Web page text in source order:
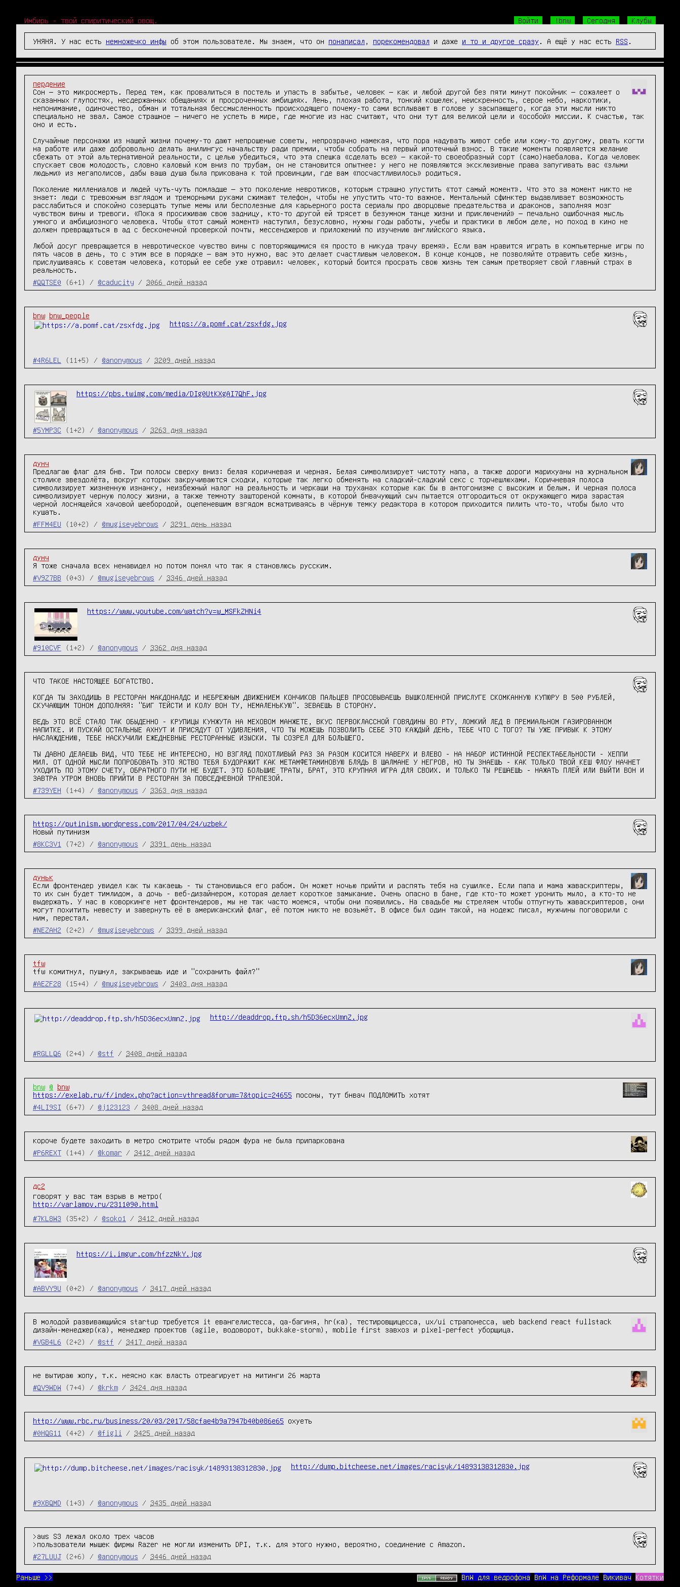
Имбирь - твой спиритический овощ. Войти !bnw Сегодня Клубы
УНЯНЯ. У нас есть немножечко инфы об этом пользователе. Мы знаем, что он понаписал порекомендовал и даже и то и другое сразу . А ещё у нас есть RSS
пердение
Сон — это микросмерть. Перед тем, как провалиться в постель и упасть в забытье, человек — как и любой другой без пяти минут покойник — сожалеет о
сказанных глупостях, несдержанных обещаниях и просроченных амбициях. Лень, плохая работа, тонкий кошелек, неискренность, серое небо, наркотики,
непонимание, одиночество, обман и тотальная бессмысленность происходящего почему-то сами всплывают в голове у засыпающего, когда эти мысли никто
специально не звал. Самое страшное — ничего не успеть в мире, где многие из нас считают, что они тут для великой цели и «особой» миссии. К счастью, так
оно и есть.
Случайные персонажи из нашей жизни почему-то дают непрошеные советы, непрозрачно намекая, что пора надувать живот себе или кому-то другому, рвать когти
на работе или даже добровольно делать анилингус начальству ради премии, чтобы собрать на первый ипотечный взнос. В такие моменты появляется желание
сбежать от этой альтернативной реальности, с целью убедиться, что эта спешка «сделать все» — какой-то своеобразный сорт (само)наебалова. Когда человек
спускает свою молодость, словно каловый ком вниз по трубам, он не становится опытнее: у него не появляются эксклюзивные права запугивать вас «злыми
людьми» из мегаполисов, дабы ваша душа была прикована к той провинции, где вам «посчастливилось» родиться.
Поколение миллениалов и людей чуть-чуть помладше — это поколение невротиков, которым страшно упустить «тот самый момент». Что это за момент никто не
знает: люди с тревожным взглядом и треморными руками сжимают телефон, чтобы не упустить что-то важное. Ментальный сфинктер выдавливает возможность
расслабиться и спокойно созерцать тупые мемы или бесполезные для карьерного роста сериалы про дворцовые предательства и драконов, заполняя мозг
чувством вины и тревоги. «Пока я просиживаю свою задницу, кто-то другой ей трясет в безумном танце жизни и приключений» — печально ошибочная мысль
умного и амбициозного человека. Чтобы «тот самый момент» наступил, безусловно, нужны годы работы, учебы и практики в любом деле, но поход в кино не
должен превращаться в ад с бесконечной проверкой почты, мессенджеров и приложений по изучению английского языка.
Любой досуг превращается в невротическое чувство вины с повторяющимися «я просто в никуда трачу время». Если вам нравится играть в компьютерные игры по
пять часов в день, то с этим все в порядке — вам это нужно, вас это делает счастливым человеком. В конце концов, не позволяйте отравить себе жизнь,
прислушиваясь к советам человека, который ее себе уже отравил: человек, который боится просрать свою жизнь тем самым претворяет свой главный страх в
реальность.
#QQTSE0
(6+1) / @caducity / 3066 дней назад
bnw bnw_people
https://a.pomf.cat/zsxfdg.jpg
#4R6LEL (11+5) / @anonymous / 3209 дней назад
https://pbs.twimg.com/media/DIg0UtKXgAI7QhF.jpg
#5YMP3C (1+2) / @anonymous / 3263 дня назад
дунч
Предлагаю флаг для бнв. Три полосы сверху вниз: белая коричневая и черная. Белая символизирует чистоту напа, а также дороги марихуаны на журнальном
столике звездолёта, вокруг которых закручиваются сходки, которые так легко обменять на сладкий-сладкий секс с торчешлюхами. Коричневая полоса
символизирует жизненную изнанку, неизбежный налог на реальность и черкаши на труханах которые как бы в антогонизме с высоким и белым. И черная полоса
символизирует черную полосу жизни, а также темноту заштореной комнаты, в которой бнвачующий сыч пытается отгородиться от окружающего мира зарастая
черной лоснящейся хачовой шеебородой, оцепеневшим взгядом всматриваясь в чёрную темку редактора в котором приходится пилить что-то, чтобы было что
кушать.
#FFM4EU
(10+2) / @mugiseyebrows / 3291 день назад
дунч
Я тоже сначала всех ненавидел но потом понял что так я становлюсь русским.
#V9Z7BB
(0+3) / @mugiseyebrows / 3346 дней назад
https://www.youtube.com/watch?v=w_MSFkZHNi4
#910CVF (1+2) / @anonymous / 3362 дня назад
ЧТО ТАКОЕ НАСТОЯЩЕЕ БОГАТСТВО.
КОГДА ТЫ ЗАХОДИШЬ В РЕСТОРАН МАКДОНАЛДС И НЕБРЕЖНЫМ ДВИЖЕНИЕМ КОНЧИКОВ ПАЛЬЦЕВ ПРОСОВЫВАЕШЬ ВЫШКОЛЕННОЙ ПРИСЛУГЕ СКОМКАННУЮ КУПЮРУ В 500 РУБЛЕЙ,
СКУЧАЮЩИМ ТОНОМ ДОПОЛНЯЯ: "БИГ ТЕЙСТИ И КОЛУ ВОН ТУ, НЕМАЛЕНЬКУЮ". ЗЕВАЕШЬ В СТОРОНУ.
ВЕДЬ ЭТО ВСЁ СТАЛО ТАК ОБЫДЕННО - КРУПИЦЫ КУНЖУТА НА МЕХОВОМ МАНЖЕТЕ, ВКУС ПЕРВОКЛАССНОЙ ГОВЯДИНЫ ВО РТУ, ЛОМКИЙ ЛЕД В ПРЕМИАЛЬНОМ ГАЗИРОВАННОМ
НАПИТКЕ. И ПУСКАЙ ОСТАЛЬНЫЕ АХНУТ И ПРИСЯДУТ ОТ УДИВЛЕНИЯ, ЧТО ТЫ МОЖЕШЬ ПОЗВОЛИТЬ СЕБЕ ЭТО КАЖДЫЙ ДЕНЬ, ТЕБЕ ЧТО С ТОГО? ТЫ УЖЕ ПРИВЫК К ЭТОМУ
НАСЛАЖДЕНИЮ, ТЕБЕ НАСКУЧИЛИ ЕЖЕДНЕВНЫЕ РЕСТОРАННЫЕ ИЗЫСКИ. ТЫ СОЗРЕЛ ДЛЯ БОЛЬШЕГО.
ТЫ ДАВНО ДЕЛАЕШЬ ВИД, ЧТО ТЕБЕ НЕ ИНТЕРЕСНО, НО ВЗГЛЯД ПОХОТЛИВЫЙ РАЗ ЗА РАЗОМ КОСИТСЯ НАВЕРХ И ВЛЕВО - НА НАБОР ИСТИННОЙ РЕСПЕКТАБЕЛЬНОСТИ - ХЕППИ
МИЛ. ОТ ОДНОЙ МЫСЛИ ПОПРОБОВАТЬ ЭТО ЯСТВО ТЕБЯ БУДОРАЖИТ КАК МЕТАМФЕТАМИНОВУЮ БЛЯДЬ В ШАЛМАНЕ У НЕГРОВ, НО ТЫ ЗНАЕШЬ - КАК ТОЛЬКО ТВОЙ КЕШ ФЛОУ НАЧНЕТ
УХОДИТЬ ПО ЭТОМУ СЧЕТУ, ОБРАТНОГО ПУТИ НЕ БУДЕТ. ЭТО БОЛЬШИЕ ТРАТЫ, БРАТ, ЭТО КРУПНАЯ ИГРА ДЛЯ СВОИХ. И ТОЛЬКО ТЫ РЕШАЕШЬ - НАЖАТЬ ПЛЕЙ ИЛИ ВЫЙТИ ВОН И
ЗАВТРА УТРОМ ВНОВЬ ПРИЙТИ В РЕСТОРАН ЗА ПОВСЕДНЕВНОЙ ТРАПЕЗОЙ.
#739YEH
(1+4) / @anonymous / 3363 дня назад
https://putinism.wordpress.com/2017/04/24/uzbek/
Новый путинизм
#8KC3V1
(7+2) / @anonymous / 3391 день назад
дуньк
Если фронтендер увидел как ты какаешь - ты становишься его рабом. Он может ночью прийти и распять тебя на сушилке. Если папа и мама жаваскриптеры,
то их сын будет тимлидом, а дочь - веб-дизайнером, которая делает короткое замыкание. Очень опасно в бане, где кто-то может уронить мыло, а кто-то не
выдержать. У нас в коворкинге нет фронтендеров, мы не так часто моемся, чтобы они появились. На свадьбе мы стреляем чтобы отпугнуть жаваскриптеров, они
могут похитить невесту и завернуть её в американский флаг, её потом никто не возьмёт. В офисе был один такой, на нодежс писал, мужчины поговорили с
ним, перестал.
#NEZAH2
(2+2) / @mugiseyebrows / 3399 дней назад
tfw
tfw комитнул, пушнул, закрываешь иде и "сохранить файл?"
#AEZF28
(15+4) / @mugiseyebrows / 3403 дня назад
http://deaddrop.ftp.sh/h5D36ecxUmnZ.jpg
#RGLLQ6 (2+4) / @stf / 3408 дней назад
bnw @
bnw
https://exelab.ru/f/index.php?action=vthread&forum=7&topic=24655 посоны, тут бнвач ПОДЛОМИТЬ хотят
#4LI9SI
(6+7) / @j123123 / 3408 дней назад
короче будете заходить в метро смотрите чтобы рядом фура не была припаркована
#P6REXT
(1+4) / @komar / 3412 дней назад
дс2
говорят у вас там взрыв в метро(
http://varlamov.ru/2311090.html
#7KL8W3
(35+2) / @soko1 / 3412 дней назад
https://i.imgur.com/hfzzNkY.jpg
#ABVY9U (0+2) / @anonymous / 3417 дней назад
В молодой развивающийся startup требуется it евангелистесса, qa-багиня, hr(ка), тестировщицесса, ux/ui страпонесса, web backend react fullstack
дизайн-менеджер(ка), менеджер проектов (agile, водоворот, bukkake-storm), mobile first завхоз и pixel-perfect уборщица.
#VGB4L6
(2+2) / @stf / 3417 дней назад
не вытираю жопу, т.к. неясно как власть отреагирует на митинги 26 марта
#QV9WDW
(7+4) / @krkm / 3424 дня назад
http://www.rbc.ru/business/20/03/2017/58cfae4b9a7947b40b086e65 охуеть
#0HQG11
(4+2) / @figli / 3425 дней назад
http://dump.bitcheese.net/images/racisyk/14893138312830.jpg
#9XBQMD (1+3) / @anonymous / 3435 дней назад
>aws S3 лежал около трех часов
>пользователи мышек фирмы Razer не могли изменить DPI, т.к. для этого нужно, вероятно, соединение с Amazon.
#27LUUJ
(2+6) / @anonymous / 3446 дней назад
Раньше >> BnW для ведрофона BnW на Реформале Викивач Котятки